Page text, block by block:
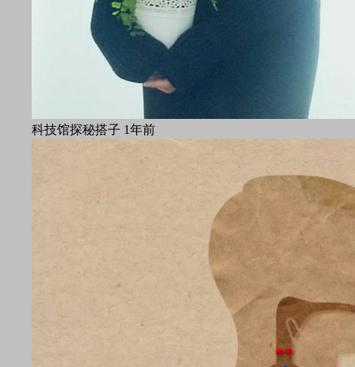
科技馆探秘搭子 1年前